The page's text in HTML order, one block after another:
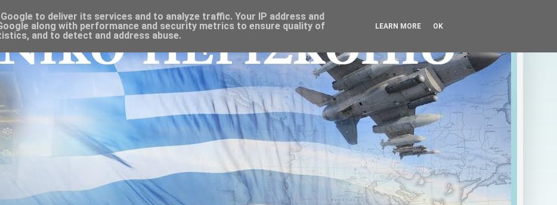
to deliver its services and to analyze traffic. Your IP address and
along with performance and security metrics to ensure quality of
and to detect and address abuse.
LEARN MORE OK